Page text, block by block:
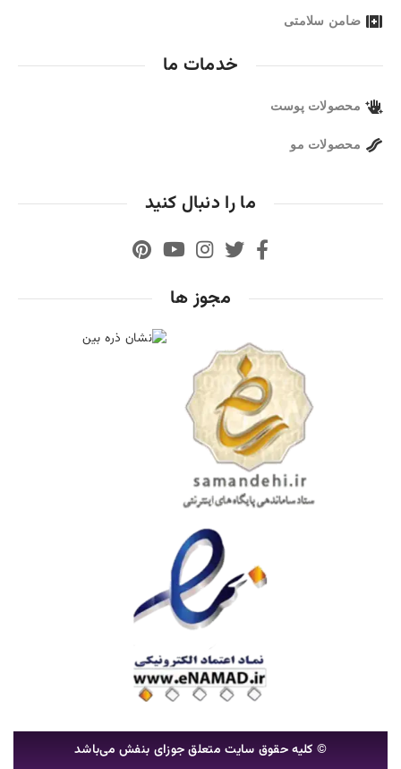
ضامن سلامتی
خدمات ما
محصولات پوست
محصولات مو
ما را دنبال کنید
مجوز ها
© کلیه حقوق سایت متعلق جوزای بنفش می‌باشد